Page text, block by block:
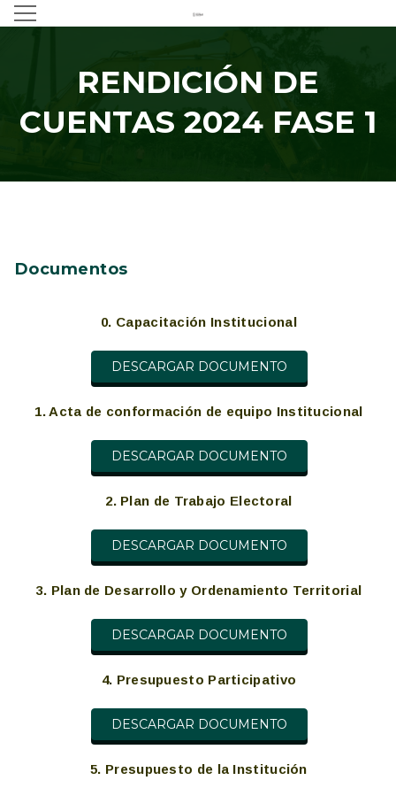
RENDICIÓN DE
CUENTAS 2024 FASE 1
Documentos
0. Capacitación Institucional
DESCARGAR DOCUMENTO
1. Acta de conformación de equipo Institucional
DESCARGAR DOCUMENTO
2. Plan de Trabajo Electoral
DESCARGAR DOCUMENTO
3. Plan de Desarrollo y Ordenamiento Territorial
DESCARGAR DOCUMENTO
4. Presupuesto Participativo
DESCARGAR DOCUMENTO
5. Presupuesto de la Institución